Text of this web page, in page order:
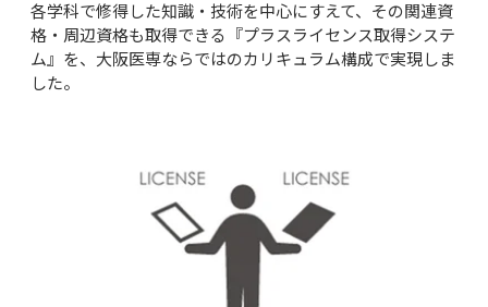
各学科で修得した知識・技術を中心にすえて、その関連資
格・周辺資格も取得できる『プラスライセンス取得システ
ム』を、大阪医専ならではのカリキュラム構成で実現しま
した。